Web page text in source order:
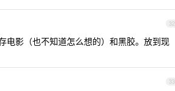
32
电影（也不知道怎么想的）和黑胶。放到现
33